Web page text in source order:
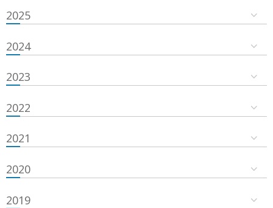
2025
2024
2023
2022
2021
2020
2019